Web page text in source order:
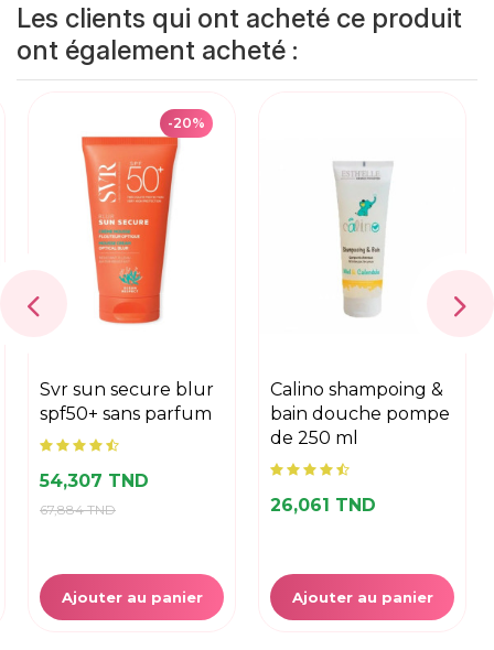
Les clients qui ont acheté ce produit
ont également acheté :
-20%
svr sun secure blur
spf50+ sans parfum
54,307 TND
67,884 TND
Ajouter au panier
calino shampoing &
bain douche pompe
de 250 ml
26,061 TND
Ajouter au panier